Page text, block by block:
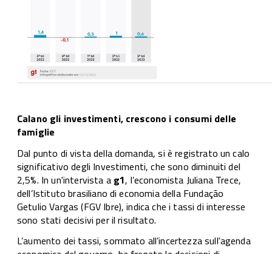
Calano gli investimenti, crescono i consumi delle
famiglie
Dal punto di vista della domanda, si è registrato un calo
significativo degli Investimenti, che sono diminuiti del
2,5%. In un'intervista a g1, l’economista Juliana Trece,
dell’Istituto brasiliano di economia della Fundação
Getulio Vargas (FGV Ibre), indica che i tassi di interesse
sono stati decisivi per il risultato.
L’aumento dei tassi, sommato all’incertezza sull'agenda